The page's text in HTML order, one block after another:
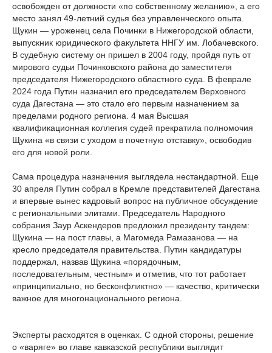
освобожден от должности «по собственному желанию», а его
место занял 49-летний судья без управленческого опыта.
Щукин — уроженец села Починки в Нижегородской области,
выпускник юридического факультета ННГУ им. Лобачевского.
В судебную систему он пришел в 2004 году, пройдя путь от
мирового судьи Починковского района до заместителя
председателя Нижегородского областного суда. В феврале
2024 года Путин назначил его председателем Верховного
суда Дагестана — это стало его первым назначением за
пределами родного региона. 4 мая Высшая
квалификационная коллегия судей прекратила полномочия
Щукина «в связи с уходом в почетную отставку», освободив
его для новой роли.
Сама процедура назначения выглядела нестандартной. Еще
30 апреля Путин собрал в Кремле представителей Дагестана
и впервые вынес кадровый вопрос на публичное обсуждение
с региональными элитами. Председатель Народного
собрания Заур Аскендеров предложил президенту тандем:
Щукина — на пост главы, а Магомеда Рамазанова — на
кресло председателя правительства. Путин кандидатуры
поддержал, назвав Щукина «порядочным,
последовательным, честным» и отметив, что тот работает
«принципиально, но бесконфликтно» — качество, критически
важное для многонационального региона.
Эксперты расходятся в оценках. С одной стороны, решение
о «варяге» во главе кавказской республики выглядит